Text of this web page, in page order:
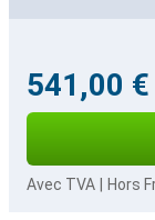
541,00 €
Avec TVA Hors